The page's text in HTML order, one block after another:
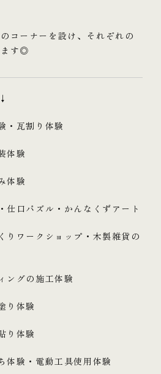
コーナーを設け、それぞれの
ます◎
・瓦割り体験
体験
体験
仕口パズル・かんなくずアート
りワークショップ・木製雑貨の
ングの施工体験
り体験
り体験
体験・電動工具使用体験